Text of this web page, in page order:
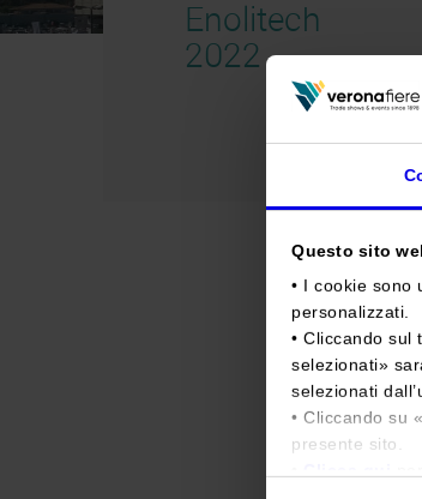
Questo sito
• I cookie sono
personalizzati.
• Cliccando sul
selezionati»
selezionati
• Cliccando su «
presente sito.
Enolitech
2022